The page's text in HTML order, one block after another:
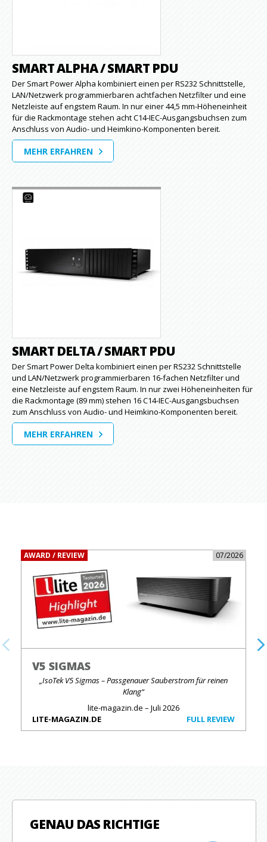
SMART ALPHA / SMART PDU
Der Smart Power Alpha kombiniert einen per RS232 Schnittstelle,
LAN/Netzwerk programmierbaren achtfachen Netzfilter und eine
Netzleiste auf engstem Raum. In nur einer 44,5 mm-Höheneinheit
für die Rackmontage stehen acht C14-IEC-Ausgangsbuchsen zum
Anschluss von Audio- und Heimkino-Komponenten bereit.
MEHR ERFAHREN
SMART DELTA / SMART PDU
Der Smart Power Delta kombiniert einen per RS232 Schnittstelle
und LAN/Netzwerk programmierbaren 16-fachen Netzfilter und
eine Netzleiste auf engstem Raum. In nur zwei Höheneinheiten für
die Rackmontage (89 mm) stehen 16 C14-IEC-Ausgangsbuchsen
zum Anschluss von Audio- und Heimkino-Komponenten bereit.
MEHR ERFAHREN
AWARD / REVIEW 07/2026
V5 SIGMAS
„IsoTek V5 Sigmas – Passgenauer Sauberstrom für reinen
Klang“
lite-magazin.de – Juli 2026
LITE-MAGAZIN.DE
FULL REVIEW
GENAU DAS RICHTIGE